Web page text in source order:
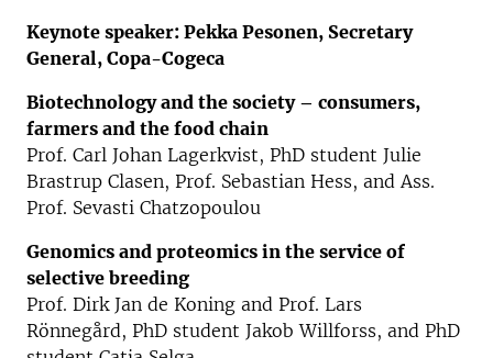
Keynote speaker: Pekka Pesonen, Secretary
General, Copa-Cogeca
Biotechnology and the society – consumers,
farmers and the food chain
Prof. Carl Johan Lagerkvist, PhD student Julie
Brastrup Clasen, Prof. Sebastian Hess, and Ass.
Prof. Sevasti Chatzopoulou
Genomics and proteomics in the service of
selective breeding
Prof. Dirk Jan de Koning and Prof. Lars
Rönnegård, PhD student Jakob Willforss, and PhD